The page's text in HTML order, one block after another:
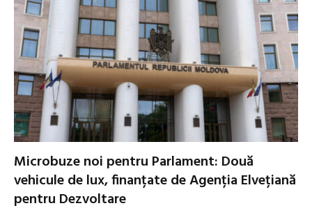
Microbuze noi pentru Parlament: Două
vehicule de lux, finanțate de Agenția Elvețiană
pentru Dezvoltare